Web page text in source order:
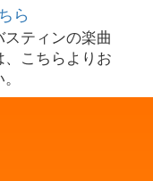
ら
ティンの楽曲
こちらよりお